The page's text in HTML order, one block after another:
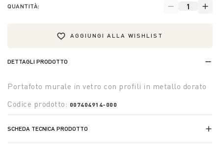
QUANTITÀ:
AGGIUNGI ALLA WISHLIST
DETTAGLI PRODOTTO
Portafoto murale in vetro con profili in metallo dorato
Codice prodotto: 007404914-000
SCHEDA TECNICA PRODOTTO